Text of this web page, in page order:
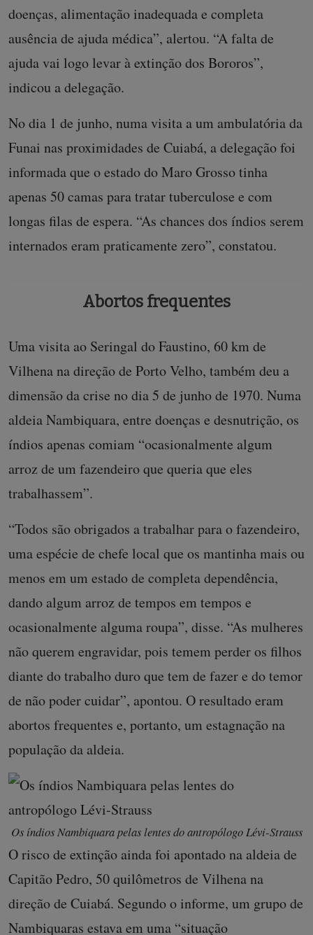
doenças, alimentação inadequada e completa
ausência de ajuda médica”, alertou. “A falta de
ajuda vai logo levar à extinção dos Bororos”,
indicou a delegação.
No dia 1 de junho, numa visita a um ambulatória da
Funai nas proximidades de Cuiabá, a delegação foi
informada que o estado do Maro Grosso tinha
apenas 50 camas para tratar tuberculose e com
longas filas de espera. “As chances dos índios serem
internados eram praticamente zero”, constatou.
Abortos frequentes
Uma visita ao Seringal do Faustino, 60 km de
Vilhena na direção de Porto Velho, também deu a
dimensão da crise no dia 5 de junho de 1970. Numa
aldeia Nambiquara, entre doenças e desnutrição, os
índios apenas comiam “ocasionalmente algum
arroz de um fazendeiro que queria que eles
trabalhassem”.
“Todos são obrigados a trabalhar para o fazendeiro,
uma espécie de chefe local que os mantinha mais ou
menos em um estado de completa dependência,
dando algum arroz de tempos em tempos e
ocasionalmente alguma roupa”, disse. “As mulheres
não querem engravidar, pois temem perder os filhos
diante do trabalho duro que tem de fazer e do temor
de não poder cuidar”, apontou. O resultado eram
abortos frequentes e, portanto, um estagnação na
população da aldeia.
Os índios Nambiquara pelas lentes do antropólogo Lévi-Strauss
O risco de extinção ainda foi apontado na aldeia de
Capitão Pedro, 50 quilômetros de Vilhena na
direção de Cuiabá. Segundo o informe, um grupo de
Nambiquaras estava em uma “situação